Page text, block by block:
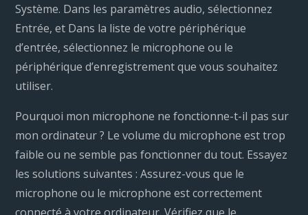
Système. Dans les paramètres audio, sélectionnez
Entrée, et Dans la liste de votre périphérique
d’entrée, sélectionnez le microphone ou le
périphérique d’enregistrement que vous souhaitez
utiliser.
Pourquoi mon microphone ne fonctionne-t-il pas sur
mon ordinateur ? Le volume du microphone est trop
faible ou ne semble pas fonctionner du tout. Essayez
les solutions suivantes : Assurez-vous que le
microphone ou le microphone est correctement